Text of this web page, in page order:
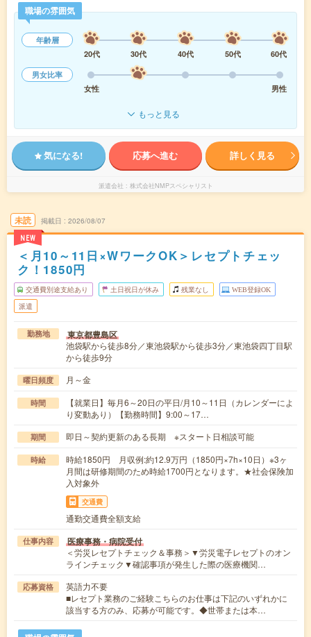
職場の雰囲気
年齢層
20代
30代 40代 50代
60代
男女比率
女性
男性
もっと見る
気になる! 応募へ進む 詳しく見る
派遣会社 株式会社NMPスペシャリスト
未読
NEW
掲載日 2026/08/07
＜月10～11日×WワークOK＞レセプトチェッ
ク！1850円
交通費別途支給あり 土日祝日が休み 残業なし WEB登録OK
派遣
勤務地 東京都豊島区
池袋駅から徒歩8分／東池袋駅から徒歩3分／東池袋四丁目駅
から徒歩9分
曜日頻度 月～金
時間
【就業日】毎月6～20日の平日/月10～11日（カレンダーによ
り変動あり）【勤務時間】9:00～17…
期間 即日～契約更新のある長期 ※スタート日相談可能
時給
時給1850円 月収例:約12.9万円（1850円×7h×10日）※3ヶ
月間は研修期間のため時給1700円となります。★社会保険加
入対象外
交通費
通勤交通費全額支給
仕事内容 医療事務・病院受付
＜労災レセプトチェック＆事務＞▼労災電子レセプトのオン
ラインチェック▼確認事項が発生した際の医療機関…
応募資格
英語力不要
■レセプト業務のご経験こちらのお仕事は下記のいずれかに
該当する方のみ、応募が可能です。◆世帯または本…